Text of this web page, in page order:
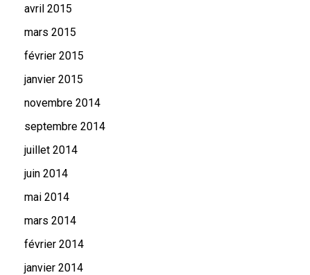
avril 2015
mars 2015
février 2015
janvier 2015
novembre 2014
septembre 2014
juillet 2014
juin 2014
mai 2014
mars 2014
février 2014
janvier 2014